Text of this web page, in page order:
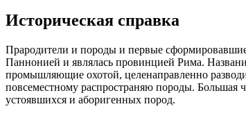
Историческая справка
Прародители и породы и первые
Паннонией и являлась провинцией Рима.
промышляющие охотой, целенаправленно
повсеместному распространяю породы. Большая
устоявшихся и аборигенных пород.